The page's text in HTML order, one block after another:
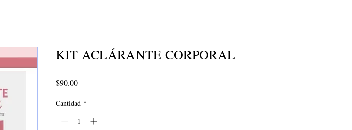
KIT ACLÁRANTE CORPORAL
$90.00Precio
Cantidad *